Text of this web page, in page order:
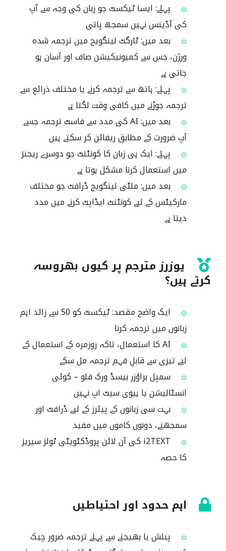
پہلے: ایسا ٹیکسٹ جو زبان کی وجہ سے آپ
کی آڈینس نہیں سمجھ پاتی
بعد میں: ٹارگٹ لینگویج میں ترجمہ شدہ
ورژن، جس سے کمیونیکیشن صاف اور آسان ہو
جاتی ہے
پہلے: ہاتھ سے ترجمہ کرنے یا مختلف ذرائع سے
ترجمہ جوڑنے میں کافی وقت لگتا ہے
بعد میں: AI کی مدد سے فاسٹ ترجمہ جسے
آپ ضرورت کے مطابق ریفائن کر سکتے ہیں
پہلے: ایک ہی زبان کا کونٹنٹ جو دوسرے ریجنز
میں استعمال کرنا مشکل ہوتا ہے
بعد میں: ملٹی لینگویج ڈرافٹ جو مختلف
مارکیٹس کے لیے کونٹنٹ ایڈاپٹ کرنے میں مدد
دیتا ہے
یوزرز مترجم پر کیوں بھروسہ
کرتے ہیں؟
ایک واضح مقصد: ٹیکسٹ کو 50 سے زائد اہم
زبانوں میں ترجمہ کرنا
AI کا استعمال، تاکہ روزمرہ کے استعمال کے
لیے تیزی سے قابلِ فہم ترجمہ مل سکے
سمپل براؤزر بیسڈ ورک فلو – کوئی
انسٹالیشن یا ہیوی سیٹ اپ نہیں
بہت سی زبانوں کے پیئرز کے لیے ڈرافٹ اور
سمجھنے، دونوں کاموں میں مفید
i2TEXT کی آن لائن پروڈکٹویٹی ٹولز سیریز
کا حصہ
اہم حدود اور احتیاطیں
پبلش یا بھیجنے سے پہلے ترجمہ ضرور چیک